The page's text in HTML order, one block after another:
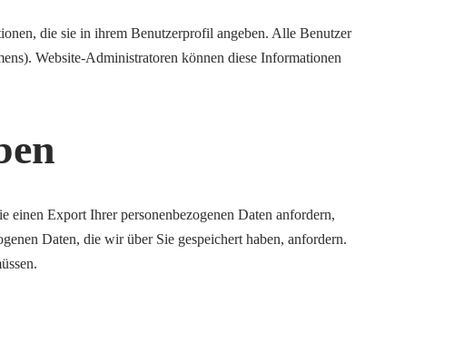
die sie in ihrem Benutzerprofil angeben. Alle Benutzer
Website-Administratoren können diese Informationen
einen Export Ihrer personenbezogenen Daten anfordern,
Daten, die wir über Sie gespeichert haben, anfordern.